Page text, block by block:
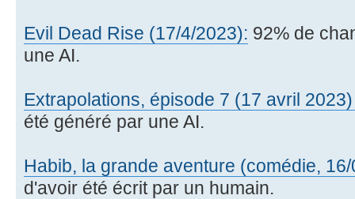
Evil Dead Rise (17/4/2023): 92% de
une AI.
Extrapolations, épisode 7 (17 avril
été généré par une AI.
Habib, la grande aventure (comédie,
d'avoir été écrit par un humain.